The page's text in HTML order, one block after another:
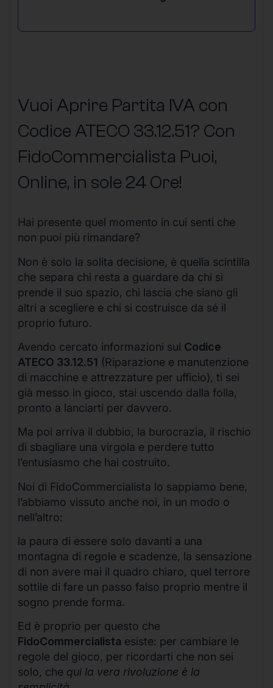
Vuoi Aprire Partita IVA con
Codice ATECO 33.12.51? Con
FidoCommercialista Puoi,
Online, in sole 24 Ore!
Hai presente quel momento in cui senti che
non puoi più rimandare?
Non è solo la solita decisione, è quella scintilla
che separa chi resta a guardare da chi si
prende il suo spazio, chi lascia che siano gli
altri a scegliere e chi si costruisce da sé il
proprio futuro.
Avendo cercato informazioni sul Codice
ATECO 33.12.51 (Riparazione e manutenzione
di macchine e attrezzature per ufficio), ti sei
già messo in gioco, stai uscendo dalla folla,
pronto a lanciarti per davvero.
Ma poi arriva il dubbio, la burocrazia, il rischio
di sbagliare una virgola e perdere tutto
l’entusiasmo che hai costruito.
Noi di FidoCommercialista lo sappiamo bene,
l’abbiamo vissuto anche noi, in un modo o
nell’altro:
la paura di essere solo davanti a una
montagna di regole e scadenze, la sensazione
di non avere mai il quadro chiaro, quel terrore
sottile di fare un passo falso proprio mentre il
sogno prende forma.
Ed è proprio per questo che
FidoCommercialista esiste: per cambiare le
regole del gioco, per ricordarti che non sei
solo, che qui la vera rivoluzione è la